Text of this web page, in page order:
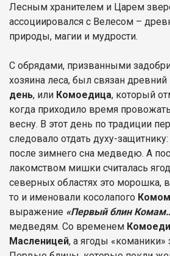
Лесным хранителем и Царем
ассоциировался с Велесом –
природы, магии и мудрости.
С обрядами, призванными
хозяина леса, был связан древний
день, или Комоедица, который
когда приходило время
весну. В этот день по традиции
следовало отдать духу-
после зимнего сна медведю. А
лакомством мишки считалась
северных областях это
то и именовали косолапого Комом
выражение «Первый блин
медведям. Со временем
Масленицей, а ягоды